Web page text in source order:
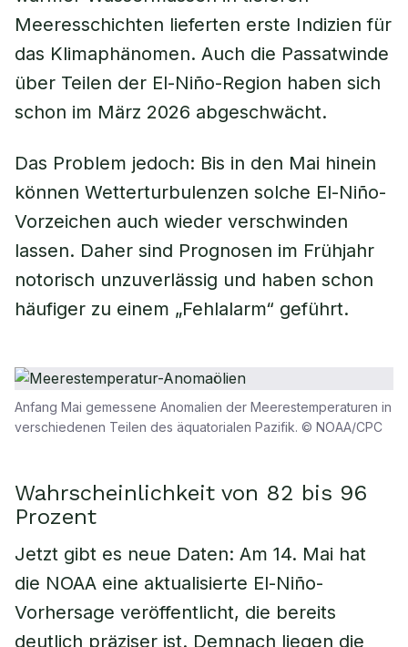
Meeresschichten lieferten erste Indizien für
das Klimaphänomen. Auch die Passatwinde
über Teilen der El-Niño-Region haben sich
schon im März 2026 abgeschwächt.
Das Problem jedoch: Bis in den Mai hinein
können Wetterturbulenzen solche El-Niño-
Vorzeichen auch wieder verschwinden
lassen. Daher sind Prognosen im Frühjahr
notorisch unzuverlässig und haben schon
häufiger zu einem „Fehlalarm“ geführt.
Anfang Mai gemessene Anomalien der Meerestemperaturen in
verschiedenen Teilen des äquatorialen Pazifik. © NOAA/CPC
Wahrscheinlichkeit von 82 bis 96
Prozent
Jetzt gibt es neue Daten: Am 14. Mai hat
die NOAA eine aktualisierte El-Niño-
Vorhersage veröffentlicht, die bereits
deutlich präziser ist. Demnach liegen die